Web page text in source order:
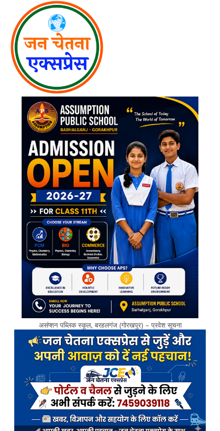
असंप्शन पब्लिक स्कूल, बरहलगंज (गोरखपुर) – प्रवेश सूचना